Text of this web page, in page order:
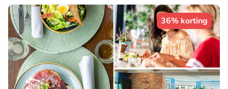
36% korting